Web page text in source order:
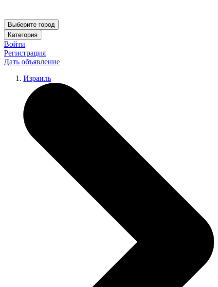
Выберите город
Категория
Войти
Регистрация
Дать объявление
Израиль